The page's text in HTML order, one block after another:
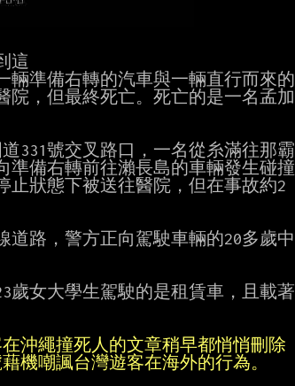
這
輛準備右轉的汽車與一輛直行而來的
院，但最終死亡。死亡的是一名孟加
331號交叉路口，一名從糸滿往那霸
準備右轉前往瀨長島的車輛發生碰撞
止狀態下被送往醫院，但在事故約2
路，警方正向駕駛車輛的20多歲中
歲女大學生駕駛的是租賃車，且載著
沖繩撞死人的文章稍早都悄悄刪除
機嘲諷台灣遊客在海外的行為。